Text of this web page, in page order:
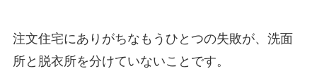
注文住宅にありがちなもうひとつの失敗が、洗面
所と脱衣所を分けていないことです。